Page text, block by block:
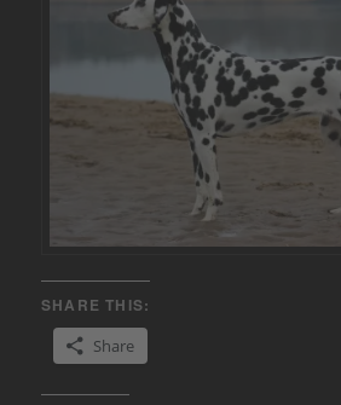
SHARE THIS:
Share